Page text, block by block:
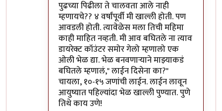
In reply toशिवाजीनगर रेल्वे स्टेशनच्या
पुढच्या पिढीला ते चालवता आले नाही
म्हणायचे?? ४ वर्षांपूर्वी मी खाल्ली होती. पण
आवडली होती. त्यावेळेस मला तिची महिमा
काही माहित नव्हती. मी आव बघितले ना त्याव
डायरेक्ट कॉउंटर समोर गेलो म्हणालो एक
ओली भेळ द्या. भेळ बनवणाऱ्याने माझ्याकडं
बघितले म्हणालं," लाईन दिसेना का?"
चायला, १०-१५ जणांची लाईन. लाईन लावून
आयुष्यात पहिल्यांदा भेळ खाल्ली पुण्यात. पुणे
तिथे काय उणे!